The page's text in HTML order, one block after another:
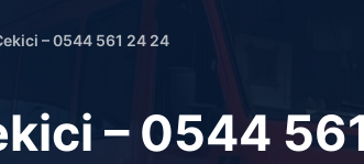
– 0544 561 24 24
– 0544